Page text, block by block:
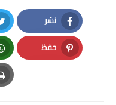
نشر
Facebook
حفظ
Pinterest